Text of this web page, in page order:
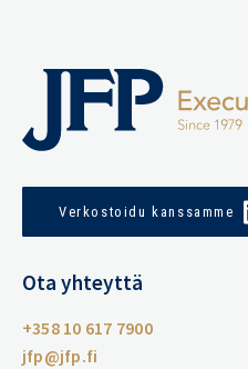
Verkostoidu kanssamme
Ota yhteyttä
+358 10 617 7900
jfp@jfp.fi